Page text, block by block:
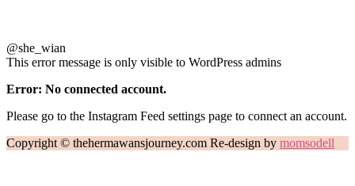
@she_wian
This error message is only visible to WordPress admins
Error: No connected account.
Please go to the Instagram Feed settings page to connect an account.
Copyright © thehermawansjourney.com Re-design by momsodell